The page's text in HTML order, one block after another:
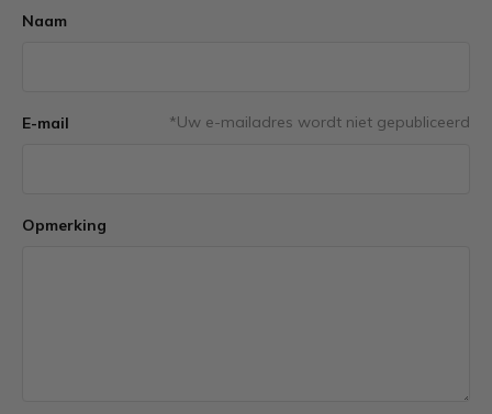
Naam
E-mail *Uw e-mailadres wordt niet gepubliceerd
Opmerking